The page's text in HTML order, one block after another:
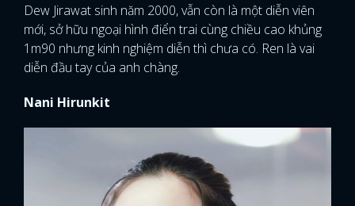
Dew Jirawat sinh năm 2000, vẫn còn là một diễn viên
mới, sở hữu ngoại hình điển trai cùng chiều cao khủng
1m90 nhưng kinh nghiệm diễn thì chưa có. Ren là vai
diễn đầu tay của anh chàng.
Nani Hirunkit